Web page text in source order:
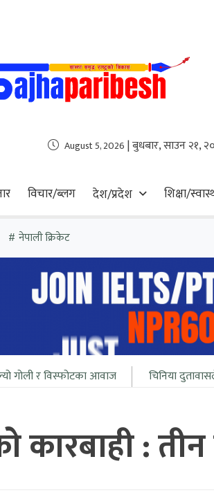
August 5, 2026 | बुधबार, साउन २१,
विचार/ब्लग देश/प्रदेश शिक्षा/
नेपाली क्रिकेट
आवाज चिनिया दुतावासले दियो आफ्ना
कारबाही :